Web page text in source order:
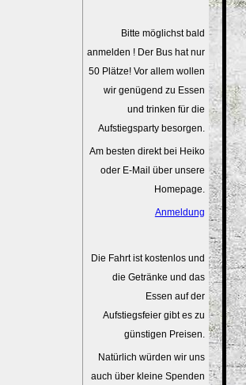
Bitte möglichst bald
anmelden ! Der Bus hat nur
50 Plätze! Vor allem wollen
wir genügend zu Essen
und trinken für die
Aufstiegsparty besorgen.
Am besten direkt bei Heiko
oder E-Mail über unsere
Homepage.
Anmeldung
Die Fahrt ist kostenlos und
die Getränke und das
Essen auf der
Aufstiegsfeier gibt es zu
günstigen Preisen.
Natürlich würden wir uns
auch über kleine Spenden